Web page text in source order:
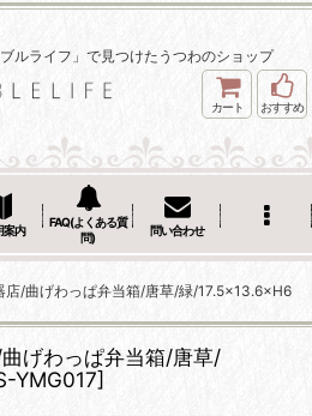
ルライフ」で見つけたうつわのショップ
カート おすすめ
案内
FAQ(よくある質
問)
問い合わせ
店/曲げわっぱ弁当箱/唐草/緑/17.5×13.6×H6
げわっぱ弁当箱/唐草/
YMG017]